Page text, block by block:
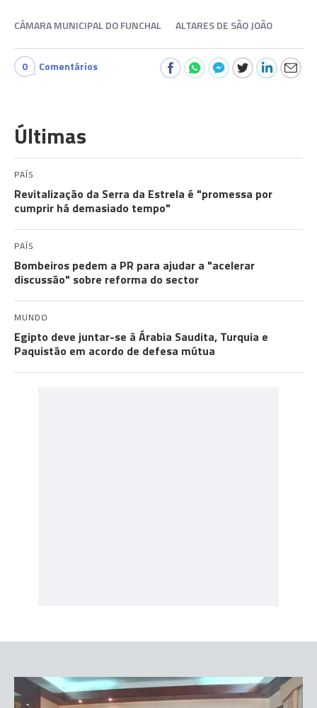
CÂMARA MUNICIPAL DO FUNCHAL ALTARES DE SÃO JOÃO
0 Comentários
Últimas
PAÍS
Revitalização da Serra da Estrela é "promessa por
cumprir há demasiado tempo"
PAÍS
Bombeiros pedem a PR para ajudar a "acelerar
discussão" sobre reforma do sector
MUNDO
Egipto deve juntar-se à Árabia Saudita, Turquia e
Paquistão em acordo de defesa mútua